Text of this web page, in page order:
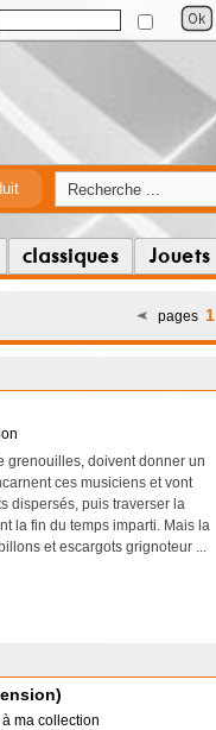
classiques Jouets
pages 1
grenouilles, doivent donner un
ces musiciens et vont
dispersés, puis traverser la
la fin du temps imparti. Mais la
et escargots grignoteur ...
ma collection